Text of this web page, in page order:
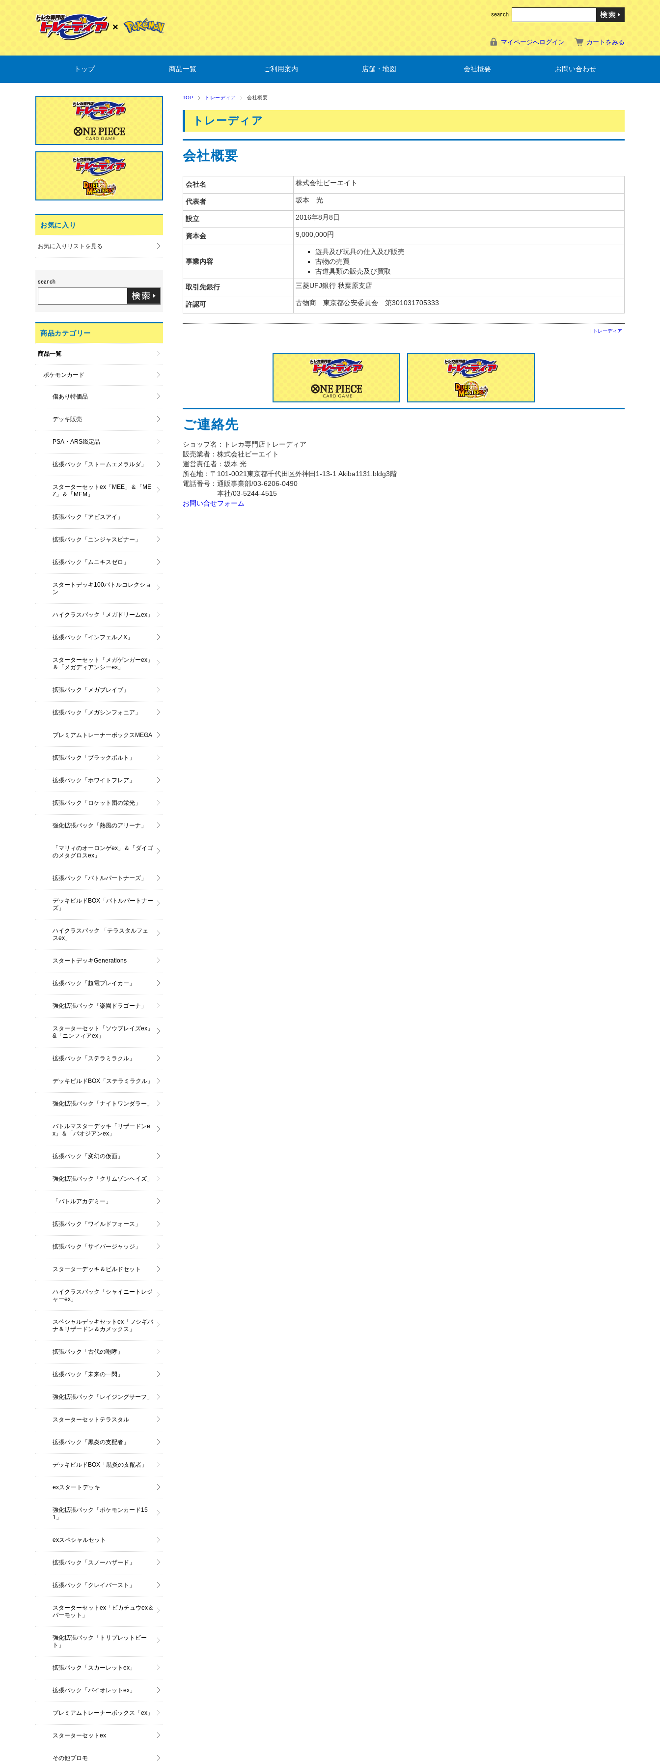
マイページへログイン カートをみる
トップ 商品一覧 ご利用案内 店舗・地図 会社概要 お問い合わせ
TOP トレーディア 会社概要
トレーディア
会社概要
会社名 株式会社ビーエイト
代表者 坂本 光
設立 2016年8月8日
資本金 9,000,000円
事業内容
遊具及び玩具の仕入及び販売
古物の売買
古道具類の販売及び買取
取引先銀行 三菱UFJ銀行 秋葉原支店
許認可 古物商 東京都公安委員会 第301031705333
トレーディア
ご連絡先
ショップ名：トレカ専門店トレーディア
販売業者：株式会社ビーエイト
運営責任者：坂本 光
所在地：〒101-0021東京都千代田区外神田1-13-1 Akiba1131.bldg3階
電話番号：通販事業部/03-6206-0490
本社/03-5244-4515
お問い合せフォーム
お気に入り
お気に入りリストを見る
商品カテゴリー
商品一覧
ポケモンカード
傷あり特価品
デッキ販売
PSA・ARS鑑定品
拡張パック「ストームエメラルダ」
スターターセットex「MEE」＆「ME
Z」＆「MEM」
拡張パック「アビスアイ」
拡張パック「ニンジャスピナー」
拡張パック「ムニキスゼロ」
スタートデッキ100バトルコレクショ
ン
ハイクラスパック「メガドリームex」
拡張パック「インフェルノX」
スターターセット「メガゲンガーex」
＆「メガディアンシーex」
拡張パック「メガブレイブ」
拡張パック「メガシンフォニア」
プレミアムトレーナーボックスMEGA
拡張パック「ブラックボルト」
拡張パック「ホワイトフレア」
拡張パック「ロケット団の栄光」
強化拡張パック「熱風のアリーナ」
「マリィのオーロンゲex」＆「ダイゴ
のメタグロスex」
拡張パック「バトルパートナーズ」
デッキビルドBOX「バトルパートナー
ズ」
ハイクラスパック 「テラスタルフェ
スex」
スタートデッキGenerations
拡張パック「超電ブレイカー」
強化拡張パック「楽園ドラゴーナ」
スターターセット「ソウブレイズex」
&「ニンフィアex」
拡張パック「ステラミラクル」
デッキビルドBOX「ステラミラクル」
強化拡張パック「ナイトワンダラー」
バトルマスターデッキ「リザードンe
x」＆「パオジアンex」
拡張パック「変幻の仮面」
強化拡張パック「クリムゾンヘイズ」
「バトルアカデミー」
拡張パック「ワイルドフォース」
拡張パック「サイバージャッジ」
スターターデッキ＆ビルドセット
ハイクラスパック「シャイニートレジ
ャーex」
スペシャルデッキセットex「フシギバ
ナ＆リザードン＆カメックス」
拡張パック「古代の咆哮」
拡張パック「未来の一閃」
強化拡張パック「レイジングサーフ」
スターターセットテラスタル
拡張パック「黒炎の支配者」
デッキビルドBOX「黒炎の支配者」
exスタートデッキ
強化拡張パック「ポケモンカード15
1」
exスペシャルセット
拡張パック「スノーハザード」
拡張パック「クレイバースト」
スターターセットex「ピカチュウex＆
パーモット」
強化拡張パック「トリプレットビー
ト」
拡張パック「スカーレットex」
拡張パック「バイオレットex」
プレミアムトレーナーボックス「ex」
スターターセットex
その他プロモ